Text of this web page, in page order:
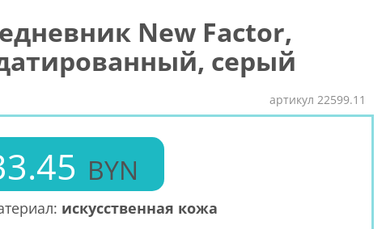
New Factor,
серый
артикул 22599.11
BYN
искусственная кожа